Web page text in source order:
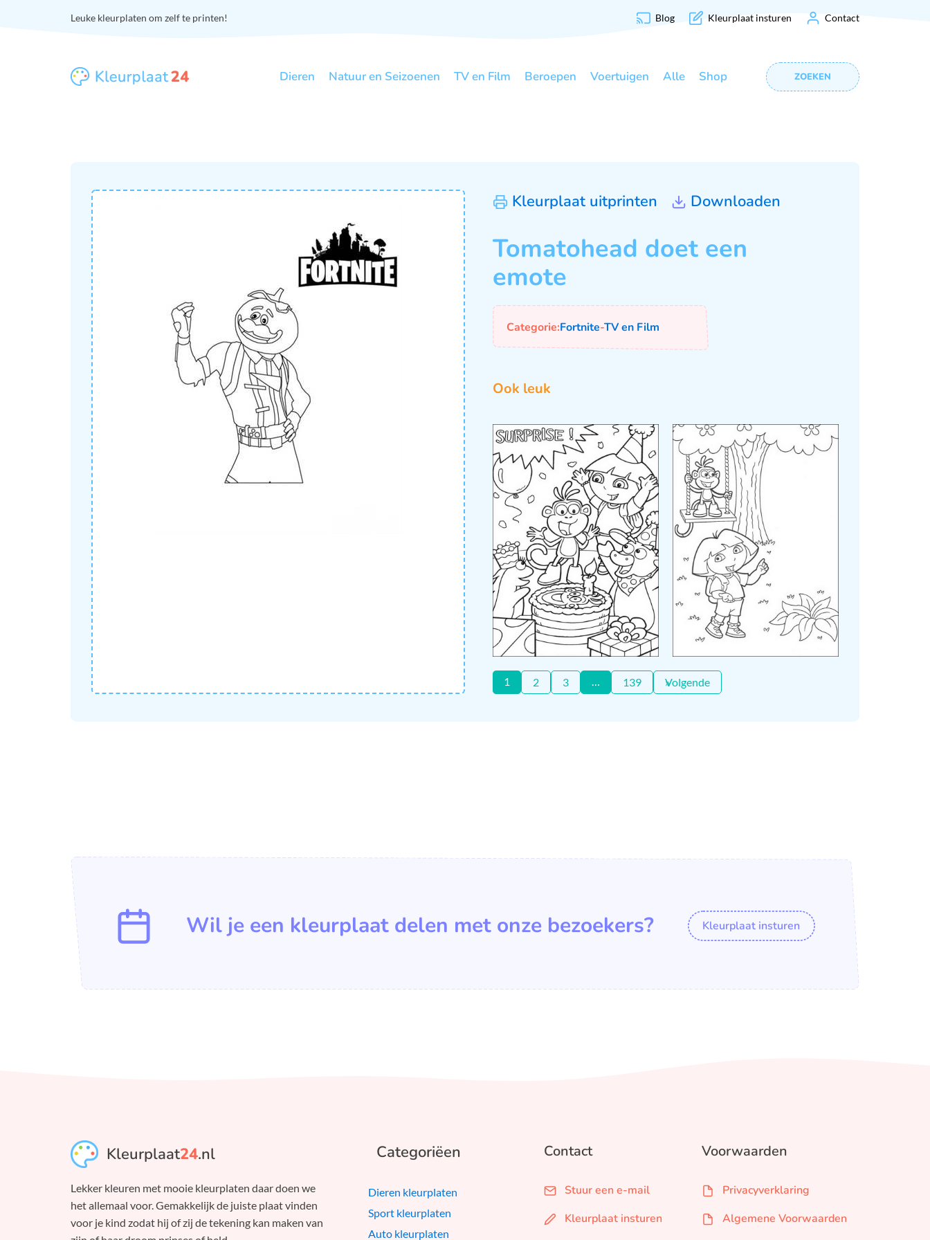
Leuke kleurplaten om zelf te printen! Blog Kleurplaat insturen Contact
Dieren Natuur en Seizoenen TV en Film Beroepen Voertuigen Alle Shop ZOEKEN
Kleurplaat uitprinten Downloaden
Tomatohead doet een
emote
Categorie:Fortnite-TV en Film
Ook leuk
1 2 3 … 139 Volgende »
Wil je een kleurplaat delen met onze bezoekers? Kleurplaat insturen
Kleurplaat24.nl
Lekker kleuren met mooie kleurplaten daar doen we
het allemaal voor. Gemakkelijk de juiste plaat vinden
voor je kind zodat hij of zij de tekening kan maken van
Categoriëen
Dieren kleurplaten
Sport kleurplaten
Auto kleurplaten
Contact
Stuur een e-mail
Kleurplaat insturen
Voorwaarden
Privacyverklaring
Algemene Voorwaarden